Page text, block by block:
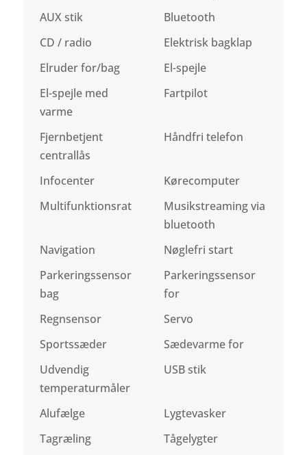
AUX stik
Bluetooth
CD / radio
Elektrisk bagklap
Elruder for/bag
El-spejle
El-spejle med
varme
Fartpilot
Fjernbetjent
centrallås
Håndfri telefon
Infocenter
Kørecomputer
Multifunktionsrat
Musikstreaming via
bluetooth
Navigation
Nøglefri start
Parkeringssensor
bag
Parkeringssensor
for
Regnsensor
Servo
Sportssæder
Sædevarme for
Udvendig
temperaturmåler
USB stik
Alufælge
Lygtevasker
Tagræling
Tågelygter